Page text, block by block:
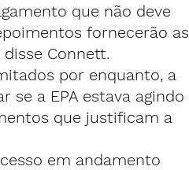
que não deve
fornecerão as
Connett.
por enquanto, a
se a EPA estava agindo
que justificam a
em andamento